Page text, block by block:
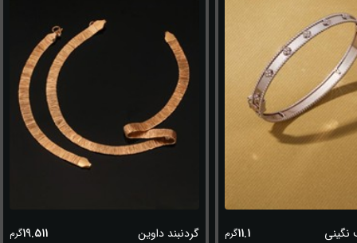
نگینی 11.1گرم گردنبند داوین 19.511گرم